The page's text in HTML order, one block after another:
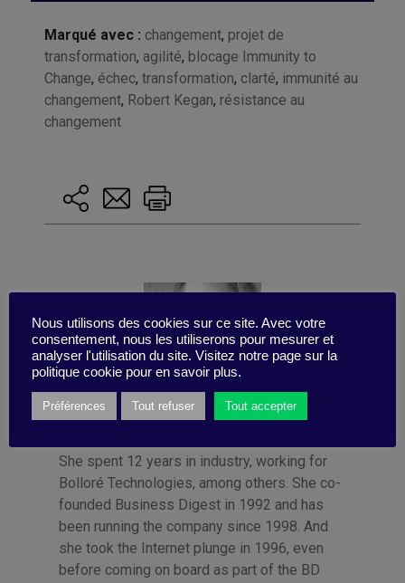
Marqué avec : changement, projet de
transformation, agilité, blocage Immunity to
Change, échec, transformation, clarté, immunité au
changement, Robert Kegan, résistance au
changement
She spent 12 years in industry, working for
Bolloré Technologies, among others. She co-
founded Business Digest in 1992 and has
been running the company since 1998. And
she took the Internet plunge in 1996, even
before coming on board as part of the BD
Nous utilisons des cookies sur ce site. Avec votre
consentement, nous les utiliserons pour mesurer et
analyser l'utilisation du site. Visitez notre page sur la
politique cookie pour en savoir plus.
Préférences Tout refuser Tout accepter